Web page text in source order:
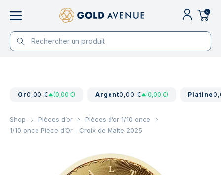
0
Or0,00 € (0,00 €) Argent0,00 € (0,00 €) Platine
Shop Pièces d’or
Pièces d’or 1/10 once
1/10 once Pièce d’Or - Croix de Malte 2025